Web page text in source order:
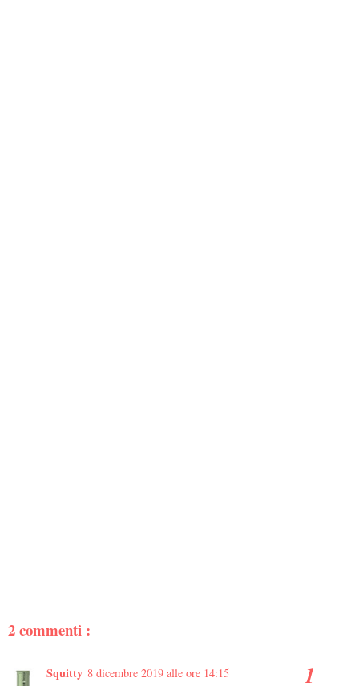
2 commenti :
Squitty 8 dicembre 2019 alle ore 14:15